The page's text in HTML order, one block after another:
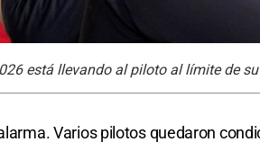
está llevando al piloto al límite de
Varios pilotos quedaron